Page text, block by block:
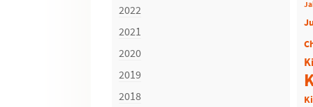
2022
2021
2020
2019
2018